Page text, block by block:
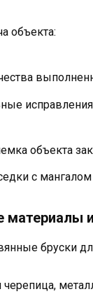
объекта:
объекта
с
бруски
черепица,